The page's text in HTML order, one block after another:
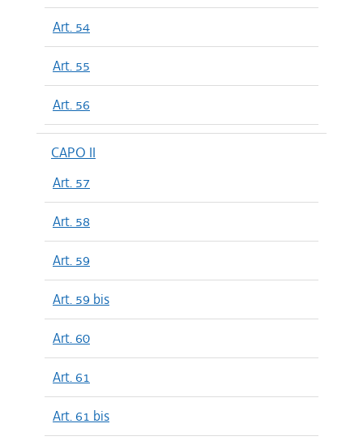
Art. 54
Art. 55
Art. 56
CAPO II
Art. 57
Art. 58
Art. 59
Art. 59 bis
Art. 60
Art. 61
Art. 61 bis